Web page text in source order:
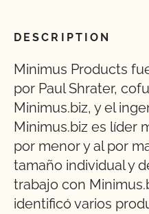
DESCRIPTION
Minimus Products
por Paul Shrater,
Minimus.biz, y el
Minimus.biz es líder
por menor y al por
tamaño individual y
trabajo con
identificó varios